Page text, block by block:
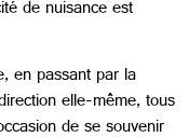
de nuisance est
en passant par la
elle-même, tous
de se souvenir